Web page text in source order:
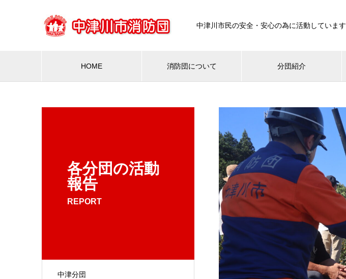
中津川市民の安全・安心の為に活動しています
HOME 消防団について 分団紹介
各分団の活動
報告
REPORT
中津分団